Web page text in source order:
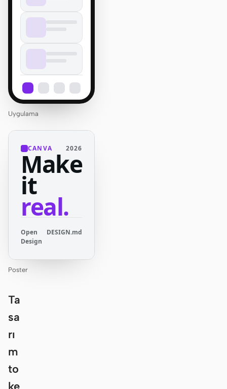
Uygulama
CANVA 2026
Make
it
real.
Open
Design
DESIGN.md
Poster
Ta
sa
rı
m
to
ke